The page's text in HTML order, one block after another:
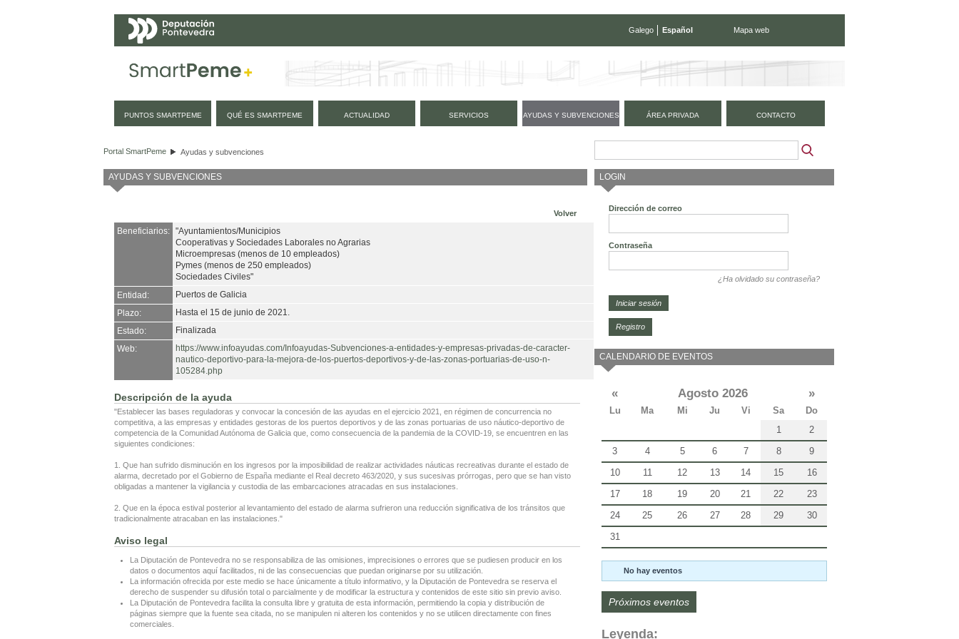
Galego Español Mapa web
PUNTOS SMARTPEME QUÉ ES SMARTPEME ACTUALIDAD SERVICIOS AYUDAS Y SUBVENCIONES ÁREA PRIVADA CONTACTO
Portal SmartPeme Ayudas y subvenciones
AYUDAS Y SUBVENCIONES
Volver
Beneficiarios: "Ayuntamientos/Municipios
Cooperativas y Sociedades Laborales no Agrarias
Microempresas (menos de 10 empleados)
Pymes (menos de 250 empleados)
Sociedades Civiles"
Entidad:
Puertos de Galicia
Plazo:
Hasta el 15 de junio de 2021.
Estado:
Finalizada
Web:
https://www.infoayudas.com/Infoayudas-Subvenciones-a-entidades-y-empresas-privadas-de-caracter-
nautico-deportivo-para-la-mejora-de-los-puertos-deportivos-y-de-las-zonas-portuarias-de-uso-n-
105284.php
Descripción de la ayuda
"Establecer las bases reguladoras y convocar la concesión de las ayudas en el ejercicio 2021, en régimen de concurrencia no
competitiva, a las empresas y entidades gestoras de los puertos deportivos y de las zonas portuarias de uso náutico-deportivo de
competencia de la Comunidad Autónoma de Galicia que, como consecuencia de la pandemia de la COVID-19, se encuentren en las
siguientes condiciones:
1. Que han sufrido disminución en los ingresos por la imposibilidad de realizar actividades náuticas recreativas durante el estado de
alarma, decretado por el Gobierno de España mediante el Real decreto 463/2020, y sus sucesivas prórrogas, pero que se han visto
obligadas a mantener la vigilancia y custodia de las embarcaciones atracadas en sus instalaciones.
2. Que en la época estival posterior al levantamiento del estado de alarma sufrieron una reducción significativa de los tránsitos que
tradicionalmente atracaban en las instalaciones."
Aviso legal
La Diputación de Pontevedra no se responsabiliza de las omisiones, imprecisiones o errores que se pudiesen producir en los
datos o documentos aquí facilitados, ni de las consecuencias que puedan originarse por su utilización.
La información ofrecida por este medio se hace únicamente a título informativo, y la Diputación de Pontevedra se reserva el
derecho de suspender su difusión total o parcialmente y de modificar la estructura y contenidos de este sitio sin previo aviso.
La Diputación de Pontevedra facilita la consulta libre y gratuita de esta información, permitiendo la copia y distribución de
páginas siempre que la fuente sea citada, no se manipulen ni alteren los contenidos y no se utilicen directamente con fines
comerciales.
LOGIN
Dirección de correo
Contraseña
¿Ha olvidado su contraseña?
Registro
CALENDARIO DE EVENTOS
« Agosto 2026 »
Lu Ma Mi Ju Vi Sa
Do
1
2
3
4 5 6 7 8
9
10
11 12 13 14 15
16
17
18 19 20 21 22
23
24
25 26 27 28 29
30
31
No hay eventos
Próximos eventos
Leyenda: